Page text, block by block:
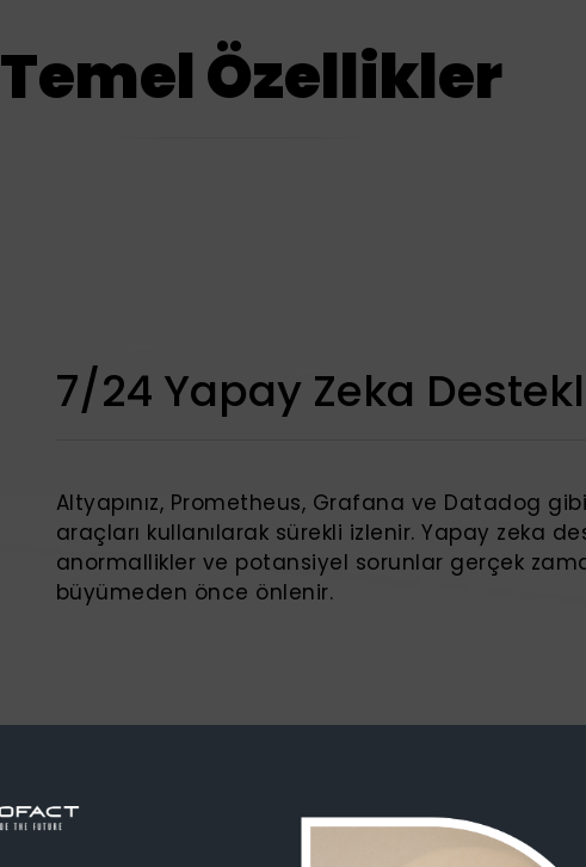
Temel Özellikler
7/24 Yapay Zeka
Altyapınız, Prometheus, Grafana ve Datadog
araçları kullanılarak sürekli izlenir. Yapay zeka
anormallikler ve potansiyel sorunlar gerçek
büyümeden önce önlenir.